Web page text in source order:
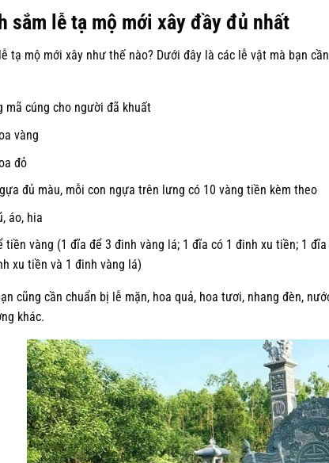
sắm lễ tạ mộ mới xây đầy đủ nhất
tạ mộ mới xây như thế nào? Dưới đây là các lễ vật mà bạn
mã cúng cho người đã khuất
vàng
đỏ
đủ màu, mỗi con ngựa trên lưng có 10 vàng tiền kèm theo
áo, hia
tiền vàng (1 đĩa để 3 đinh vàng lá; 1 đĩa có 1 đinh xu tiền; 1
xu tiền và 1 đinh vàng lá)
cũng cần chuẩn bị lễ mặn, hoa quả, hoa tươi, nhang đèn,
khác.